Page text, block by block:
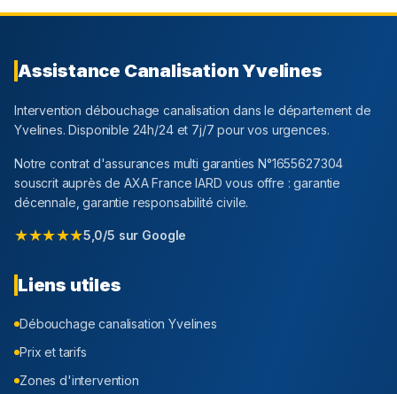
Assistance CanalisationYvelines
Intervention débouchage canalisation dans le département de
Yvelines. Disponible 24h/24 et 7j/7 pour vos urgences.
Notre contrat d'assurances multi garanties N°1655627304
souscrit auprès de AXA France IARD vous offre : garantie
décennale, garantie responsabilité civile.
★★★★★5,0/5 sur Google
Liens utiles
Débouchage canalisationYvelines
Prix et tarifs
Zones d'intervention